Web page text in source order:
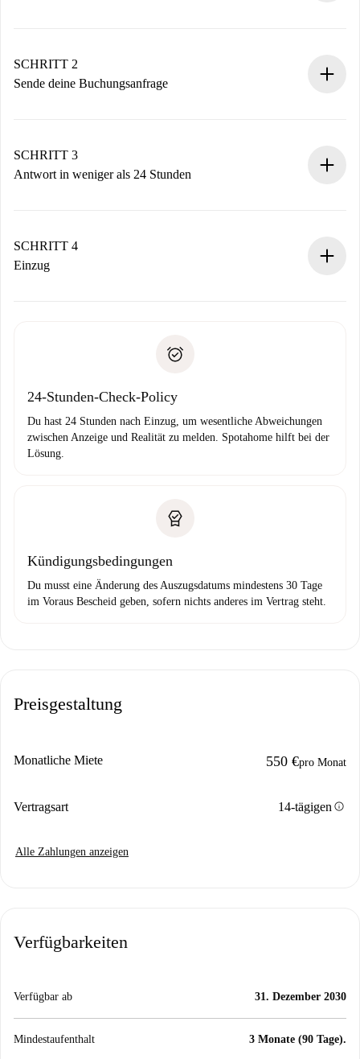
Du erhältst alle notwendigen Informationen im Voraus.
SCHRITT 2
Sende deine Buchungsanfrage
Denk daran, dass wir dich erst belasten, wenn der
Vermieter zustimmt.
SCHRITT 3
Antwort in weniger als 24 Stunden
stellen den Kontakt her.
Wenn der Vermieter ablehnen muss, entstehen keine
SCHRITT 4
Einzug
24-Stunden-Check-Policy
Du hast 24 Stunden nach Einzug, um wesentliche Abweichungen
zwischen Anzeige und Realität zu melden. Spotahome hilft bei der
Lösung.
Kündigungsbedingungen
Du musst eine Änderung des Auszugsdatums mindestens 30 Tage
im Voraus Bescheid geben, sofern nichts anderes im Vertrag steht.
Preisgestaltung
Monatliche Miete 550 €pro Monat
Vertragsart 14-tägigen info
Alle Zahlungen anzeigen
Verfügbarkeiten
Verfügbar ab 31. Dezember 2030
Mindestaufenthalt 3 Monate (90 Tage).